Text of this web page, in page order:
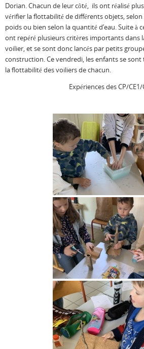
Dorian. Chacun de leur côté, ils ont réalisé
vérifier la flottabilité de différents objets, selon
poids ou bien selon la quantité d’eau. Suite à
ont repéré plusieurs critères importants dans
voilier, et se sont donc lancés par petits
construction. Ce vendredi, les enfants se
la flottabilité des voiliers de chacun.
Expériences des CP/CE1/